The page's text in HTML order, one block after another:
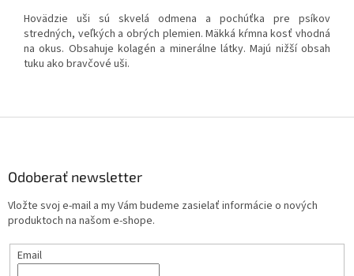
Hovädzie uši sú skvelá odmena a pochúťka pre psíkov
stredných, veľkých a obrých plemien. Mäkká kŕmna kosť vhodná
na okus. Obsahuje kolagén a minerálne látky. Majú nižší obsah
tuku ako bravčové uši.
Odoberať newsletter
Vložte svoj e-mail a my Vám budeme zasielať informácie o nových
produktoch na našom e-shope.
Email